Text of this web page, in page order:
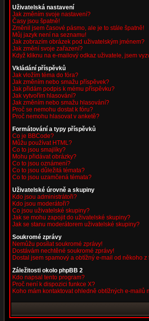
Uživatelská nastavení
Jak změním svoje nastavení?
Časy jsou špatně!
Změnil jsem časové pásmo, ale je to stále špatně!
Můj jazyk není na seznamu!
Jak zobrazím obrázek pod uživatelským jménem?
Jak změní svoje zařazení?
Když kliknu na e-mailový odkaz uživatele, jsem
Vkládání příspěvků
Jak vložím téma do fóra?
Jak změním nebo smažu příspěvek?
Jak přidám podpis k mému příspěvku?
Jak vytvořím hlasování?
Jak změním nebo smažu hlasování?
Proč se nemohu dostat k fóru?
Proč nemohu hlasovat v anketě?
Formátování a typy příspěvků
Co je BBCode?
Můžu používat HTML?
Co to jsou smajlíky?
Mohu přidávat obrázky?
Co to jsou oznámení?
Co to jsou důležitá témata?
Co to jsou uzamčená témata?
Uživatelské úrovně a skupiny
Kdo jsou administrátoři?
Kdo jsou moderátoři?
Co jsou uživatelské skupiny?
Jak se mohu zapojit do uživatelské skupiny?
Jak se stanu moderátorem uživatelské skupiny?
Soukromé zprávy
Nemůžu posílat soukromé zprávy!
Dostávám nechtěné soukromé zprávy!
Dostal jsem spamový a obtížný e-mail od někoho z
Záležitosti okolo phpBB 2
Kdo napsal tento program?
Proč není k dispozici funkce X?
Koho mám kontaktovat ohledně obtížných e-mailů